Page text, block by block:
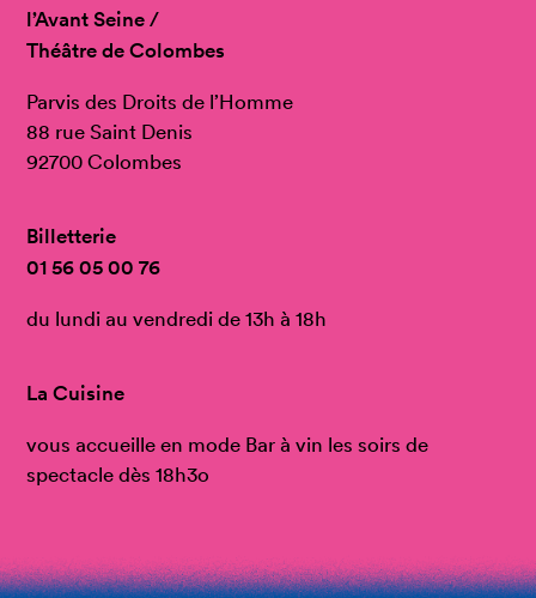
l’Avant Seine /
Théâtre de Colombes
Parvis des Droits de l’Homme
88 rue Saint Denis
92700 Colombes
Billetterie
01 56 05 00 76
du lundi au vendredi de 13h à 18h
La Cuisine
vous accueille en mode Bar à vin les soirs de
spectacle dès 18h3o